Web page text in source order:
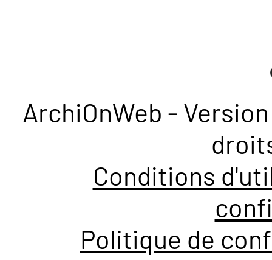
ArchiOnWeb -
Conditions
Politique de